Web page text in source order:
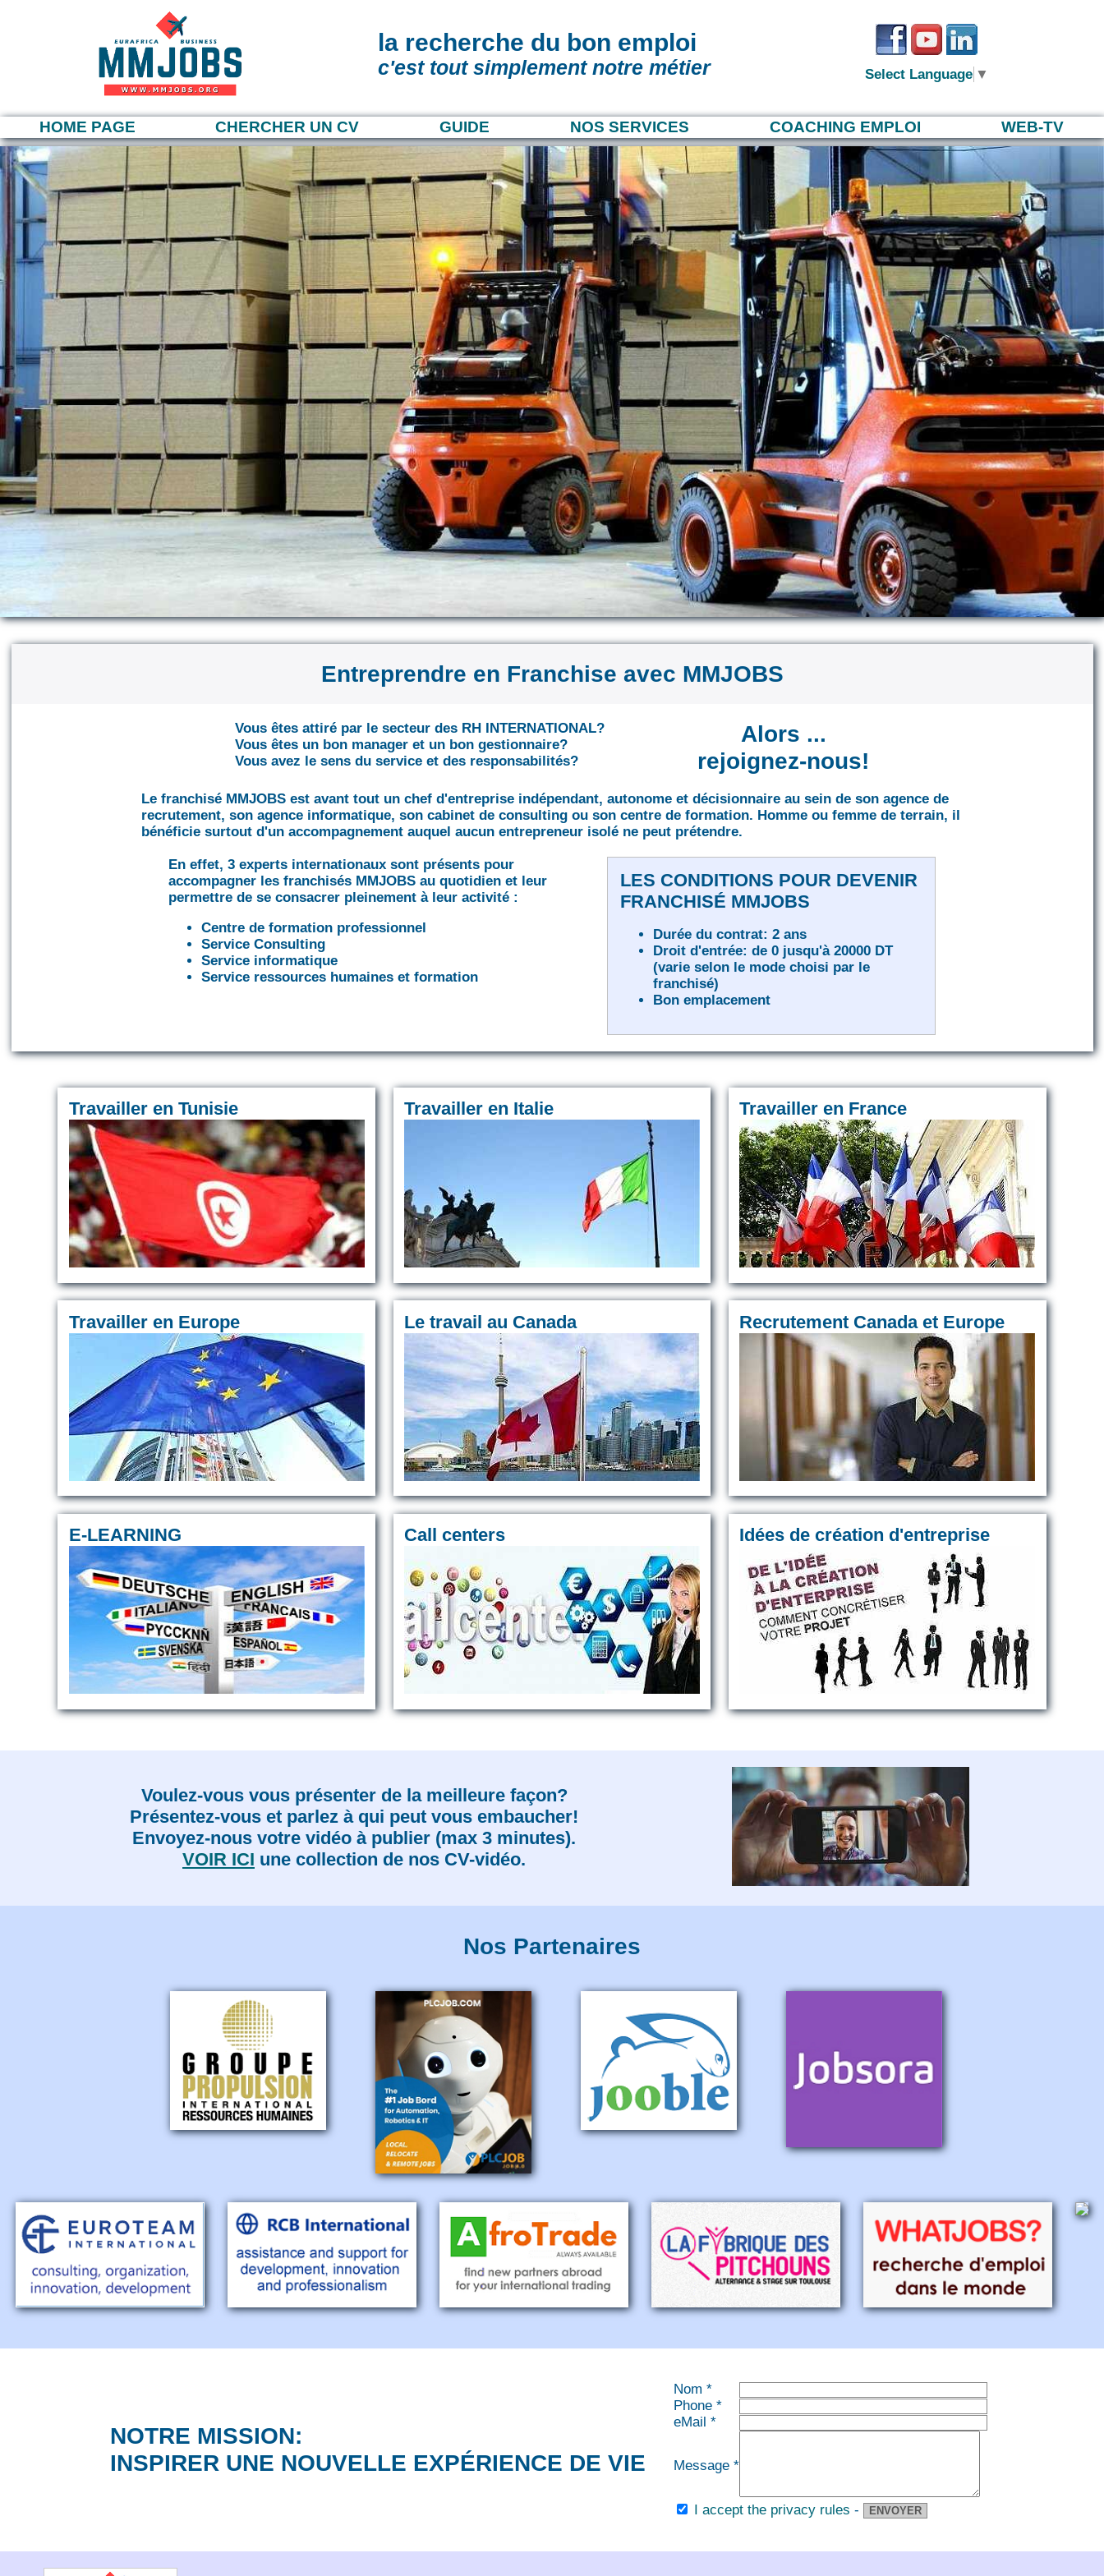
la recherche du bon emploi
c'est tout simplement notre métier Select Language ▼
HOME PAGE CHERCHER UN CV GUIDE NOS SERVICES COACHING EMPLOI WEB-TV
Entreprendre en Franchise avec MMJOBS
Vous êtes attiré par le secteur des RH INTERNATIONAL?
Vous êtes un bon manager et un bon gestionnaire?
Vous avez le sens du service et des responsabilités?
Alors ...
rejoignez-nous!
Le franchisé MMJOBS est avant tout un chef d'entreprise indépendant, autonome et décisionnaire au sein de son agence de
recrutement, son agence informatique, son cabinet de consulting ou son centre de formation. Homme ou femme de terrain, il
bénéficie surtout d'un accompagnement auquel aucun entrepreneur isolé ne peut prétendre.
En effet, 3 experts internationaux sont présents pour
accompagner les franchisés MMJOBS au quotidien et leur
permettre de se consacrer pleinement à leur activité :
Centre de formation professionnel
Service Consulting
Service informatique
Service ressources humaines et formation
LES CONDITIONS POUR DEVENIR
FRANCHISÉ MMJOBS
Durée du contrat: 2 ans
Droit d'entrée: de 0 jusqu'à 20000 DT
(varie selon le mode choisi par le
franchisé)
Bon emplacement
Travailler en Tunisie Travailler en Italie Travailler en France
Travailler en Europe Le travail au Canada Recrutement Canada et Europe
E-LEARNING Call centers Idées de création d'entreprise
Voulez-vous vous présenter de la meilleure façon?
Présentez-vous et parlez à qui peut vous embaucher!
Envoyez-nous votre vidéo à publier (max 3 minutes).
VOIR ICI une collection de nos CV-vidéo.
Nos Partenaires
NOTRE MISSION:
INSPIRER UNE NOUVELLE EXPÉRIENCE DE VIE
Nom *
Phone *
eMail *
Message *
I accept the privacy rules -